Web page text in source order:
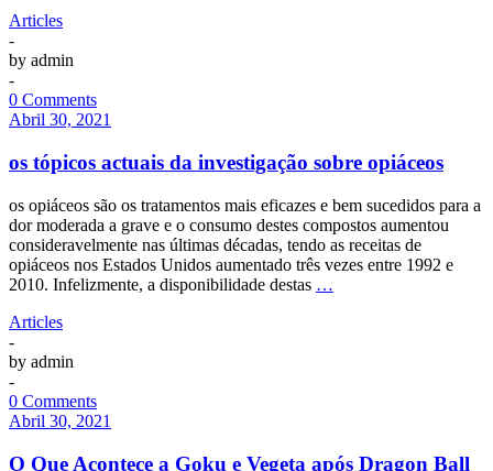
Articles
-
by admin
-
0 Comments
Abril 30, 2021
os tópicos actuais da investigação sobre opiáceos
os opiáceos são os tratamentos mais eficazes e bem sucedidos para a
dor moderada a grave e o consumo destes compostos aumentou
consideravelmente nas últimas décadas, tendo as receitas de
opiáceos nos Estados Unidos aumentado três vezes entre 1992 e
2010. Infelizmente, a disponibilidade destas …
Articles
-
by admin
-
0 Comments
Abril 30, 2021
O Que Acontece a Goku e Vegeta após Dragon Ball